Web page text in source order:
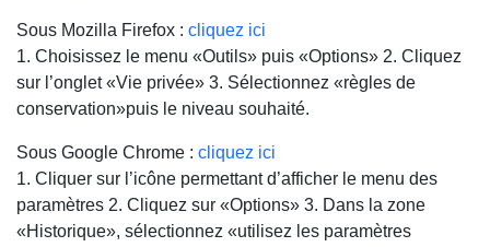
Sous Mozilla Firefox : cliquez ici
1. Choisissez le menu «Outils» puis «Options» 2. Cliquez
sur l’onglet «Vie privée» 3. Sélectionnez «règles de
conservation»puis le niveau souhaité.
Sous Google Chrome : cliquez ici
1. Cliquer sur l’icône permettant d’afficher le menu des
paramètres 2. Cliquez sur «Options» 3. Dans la zone
«Historique», sélectionnez «utilisez les paramètres